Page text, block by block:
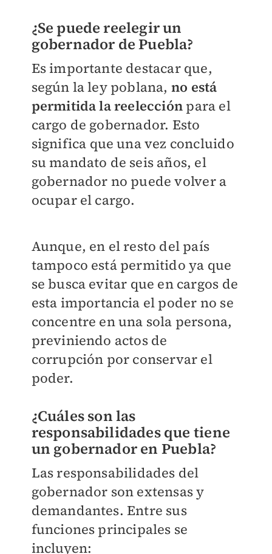
¿Se puede reelegir un
gobernador de Puebla?
Es importante destacar que,
según la ley poblana, no está
permitida la reelección para el
cargo de gobernador. Esto
significa que una vez concluido
su mandato de seis años, el
gobernador no puede volver a
ocupar el cargo.
Aunque, en el resto del país
tampoco está permitido ya que
se busca evitar que en cargos de
esta importancia el poder no se
concentre en una sola persona,
previniendo actos de
corrupción por conservar el
poder.
¿Cuáles son las
responsabilidades que tiene
un gobernador en Puebla?
Las responsabilidades del
gobernador son extensas y
demandantes. Entre sus
funciones principales se
incluyen: